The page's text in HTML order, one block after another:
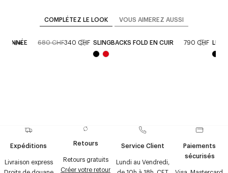
COMPLÉTEZ LE LOOK VOUS AIMEREZ AUSSI
boutique 680 CHF340 CHF SLINGBACKS FOLD EN CUIR 790 CHF
Expéditions
Livraison express
Retours
Retours gratuits
Créer votre retour
Service Client
Lundi au Vendredi,
Paiements
sécurisés